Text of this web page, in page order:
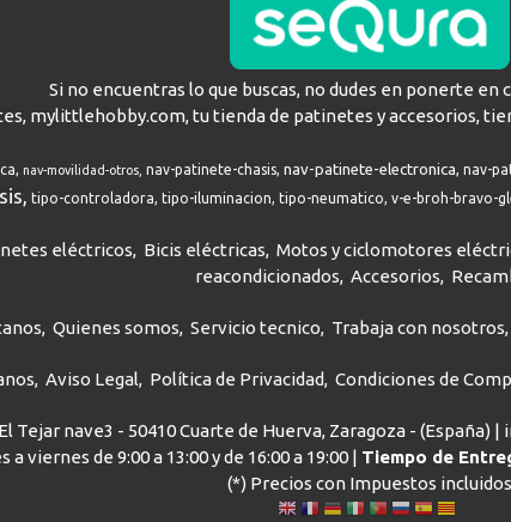
Si no encuentras lo que buscas, no dudes en ponerte en
mylittlehobby.com, tu tienda de patinetes y accesorios,
nav-movilidad-otros nav-patinete-chasis nav-patinete-electronica nav-
tipo-controladora tipo-iluminacion tipo-neumatico v-e-broh-bravo-
eléctricos Bicis eléctricas Motos y ciclomotores
reacondicionados Accesorios
Quienes somos Servicio tecnico Trabaja con nosotros
Aviso Legal Política de Privacidad Condiciones de
Tejar nave3 - 50410 Cuarte de Huerva, Zaragoza -
a viernes de 9:00 a 13:00 y de 16:00 a 19:00 | Tiempo de
(*) Precios con Impuestos incluidos